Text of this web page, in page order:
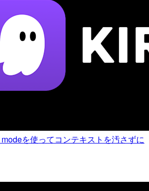
modeを使ってコンテキストを汚さずに